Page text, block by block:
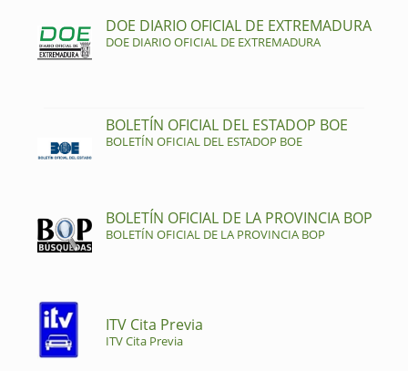
DOE DIARIO OFICIAL DE EXTREMADURA
DOE DIARIO OFICIAL DE EXTREMADURA
BOLETÍN OFICIAL DEL ESTADOP BOE
BOLETÍN OFICIAL DEL ESTADOP BOE
BOLETÍN OFICIAL DE LA PROVINCIA BOP
BOLETÍN OFICIAL DE LA PROVINCIA BOP
ITV Cita Previa
ITV Cita Previa